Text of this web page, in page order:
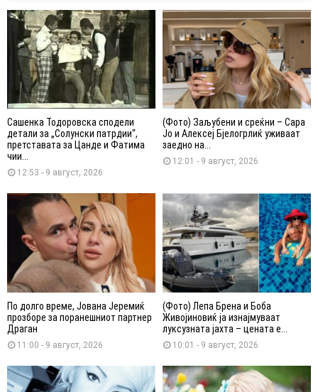
Сашенка Тодоровска сподели
детали за „Солунски патрдии“,
претставата за Цанде и Фатима
чии...
12:53 - 9 август, 2026
(Фото) Заљубени и среќни – Сара
Јо и Алексеј Бјелогрлиќ уживаат
заедно на...
12:01 - 9 август, 2026
По долго време, Јована Јеремиќ
прозборе за поранешниот партнер
Драган
11:00 - 9 август, 2026
(Фото) Лепа Брена и Боба
Живојиновиќ ја изнајмуваат
луксузната јахта – цената е...
10:01 - 9 август, 2026